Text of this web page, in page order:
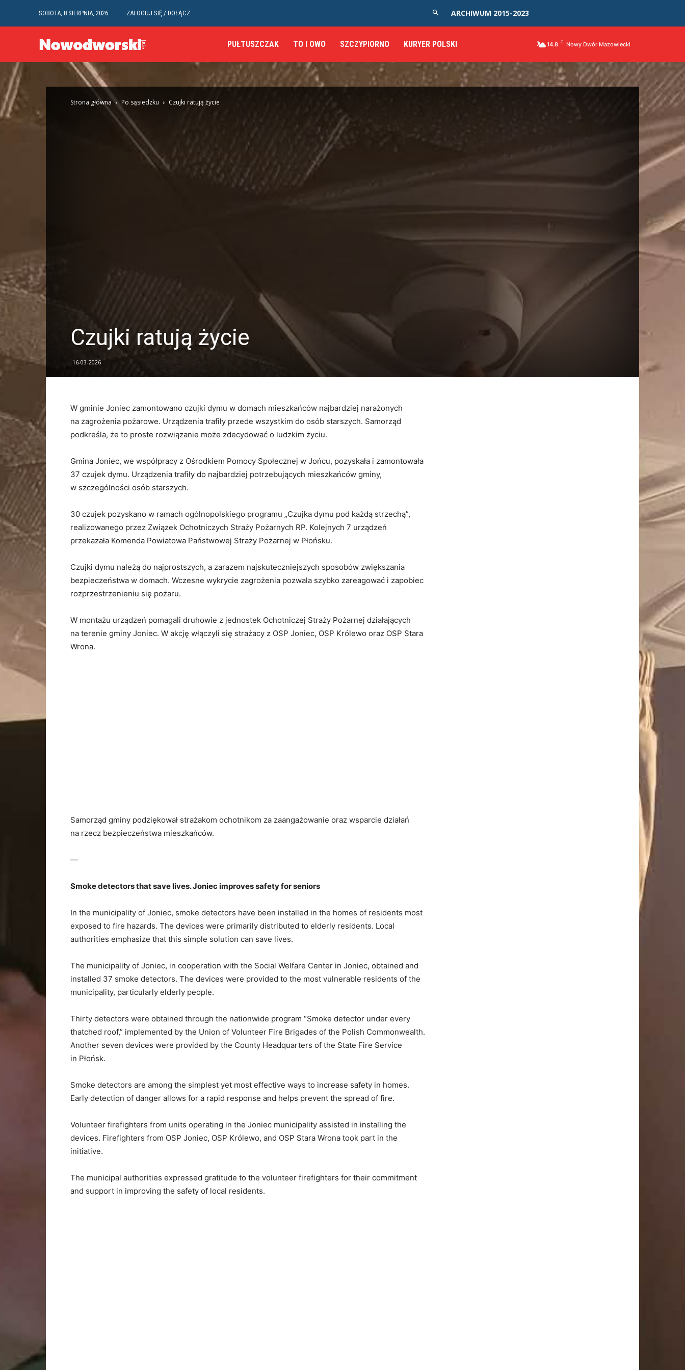
SOBOTA, 8 SIERPNIA, 2026 ZALOGUJ SIĘ / DOŁĄCZ ARCHIWUM 2015-2023
PUŁTUSZCZAK TO I OWO SZCZYPIORNO KURYER POLSKI 14.8 C Nowy Dwór Mazowiecki
Strona główna Po sąsiedzku Czujki ratują życie
Czujki ratują życie
16-03-2026
W gminie Joniec zamontowano czujki dymu w domach mieszkańców najbardziej narażonych
na zagrożenia pożarowe. Urządzenia trafiły przede wszystkim do osób starszych. Samorząd
podkreśla, że to proste rozwiązanie może zdecydować o ludzkim życiu.
Gmina Joniec, we współpracy z Ośrodkiem Pomocy Społecznej w Jońcu, pozyskała i zamontowała
37 czujek dymu. Urządzenia trafiły do najbardziej potrzebujących mieszkańców gminy,
w szczególności osób starszych.
30 czujek pozyskano w ramach ogólnopolskiego programu „Czujka dymu pod każdą strzechą”,
realizowanego przez Związek Ochotniczych Straży Pożarnych RP. Kolejnych 7 urządzeń
przekazała Komenda Powiatowa Państwowej Straży Pożarnej w Płońsku.
Czujki dymu należą do najprostszych, a zarazem najskuteczniejszych sposobów zwiększania
bezpieczeństwa w domach. Wczesne wykrycie zagrożenia pozwala szybko zareagować i zapobiec
rozprzestrzenieniu się pożaru.
W montażu urządzeń pomagali druhowie z jednostek Ochotniczej Straży Pożarnej działających
na terenie gminy Joniec. W akcję włączyli się strażacy z OSP Joniec, OSP Królewo oraz OSP Stara
Wrona.
Samorząd gminy podziękował strażakom ochotnikom za zaangażowanie oraz wsparcie działań
na rzecz bezpieczeństwa mieszkańców.
—
Smokedetectorsthatsavelives.Joniecimprovessafetyforseniors
In the municipality of Joniec, smoke detectors have been installed in the homes of residents most
exposed to fire hazards. The devices were primarily distributed to elderly residents. Local
authorities emphasize that this simple solution can save lives.
The municipality of Joniec, in cooperation with the Social Welfare Center in Joniec, obtained and
installed 37 smoke detectors. The devices were provided to the most vulnerable residents of the
municipality, particularly elderly people.
Thirty detectors were obtained through the nationwide program “Smoke detector under every
thatched roof,” implemented by the Union of Volunteer Fire Brigades of the Polish Commonwealth.
Another seven devices were provided by the County Headquarters of the State Fire Service
in Płońsk.
Smoke detectors are among the simplest yet most effective ways to increase safety in homes.
Early detection of danger allows for a rapid response and helps prevent the spread of fire.
Volunteer firefighters from units operating in the Joniec municipality assisted in installing the
devices. Firefighters from OSP Joniec, OSP Królewo, and OSP Stara Wrona took part in the
initiative.
The municipal authorities expressed gratitude to the volunteer firefighters for their commitment
and support in improving the safety of local residents.